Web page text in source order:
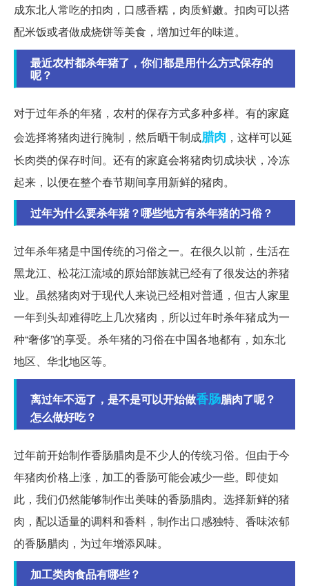
成东北人常吃的扣肉，口感香糯，肉质鲜嫩。扣肉可以搭
配米饭或者做成烧饼等美食，增加过年的味道。
最近农村都杀年猪了，你们都是用什么方式保存的
呢？
对于过年杀的年猪，农村的保存方式多种多样。有的家庭
会选择将猪肉进行腌制，然后晒干制成腊肉 ，这样可以延
长肉类的保存时间。还有的家庭会将猪肉切成块状，冷冻
起来，以便在整个春节期间享用新鲜的猪肉。
过年为什么要杀年猪？哪些地方有杀年猪的习俗？
过年杀年猪是中国传统的习俗之一。在很久以前，生活在
黑龙江、松花江流域的原始部族就已经有了很发达的养猪
业。虽然猪肉对于现代人来说已经相对普通，但古人家里
一年到头却难得吃上几次猪肉，所以过年时杀年猪成为一
种“奢侈”的享受。杀年猪的习俗在中国各地都有，如东北
地区、华北地区等。
离过年不远了，是不是可以开始做香肠腊肉了呢？
怎么做好吃？
过年前开始制作香肠腊肉是不少人的传统习俗。但由于今
年猪肉价格上涨，加工的香肠可能会减少一些。即使如
此，我们仍然能够制作出美味的香肠腊肉。选择新鲜的猪
肉，配以适量的调料和香料，制作出口感独特、香味浓郁
的香肠腊肉，为过年增添风味。
加工类肉食品有哪些？